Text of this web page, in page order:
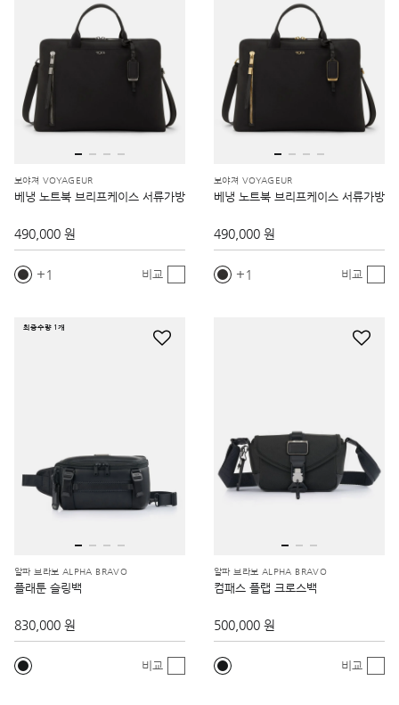
보야져 VOYAGEUR
베냉 노트북 브리프케이스 서류가방
490,000 원
1 비교
보야져 VOYAGEUR
베냉 노트북 브리프케이스 서류가방
490,000 원
1 비교
최종수량 1개
알파 브라보 ALPHA BRAVO
플래툰 슬링백
830,000 원
비교
알파 브라보 ALPHA BRAVO
컴패스 플랩 크로스백
500,000 원
비교